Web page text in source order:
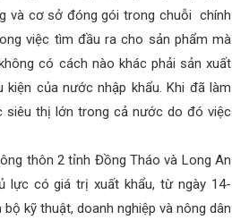
và cơ sở đóng gói trong chuỗi chính
việc tìm đầu ra cho sản phẩm mà
có cách nào khác phải sản xuất
của nước nhập khẩu. Khi đã làm
siêu thị lớn trong cả nước do đó việc
thôn 2 tỉnh Đồng Tháo và Long An
lực có giá trị xuất khẩu, từ ngày 14-
kỹ thuật, doanh nghiệp và nông dân